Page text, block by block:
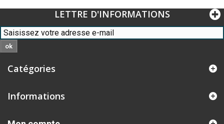
LETTRE D'INFORMATIONS
ok
Catégories
Informations